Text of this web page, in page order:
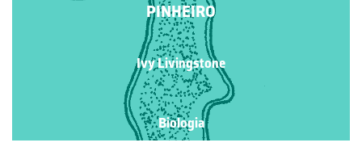
PINHEIRO
Ivy Livingstone
Biologia